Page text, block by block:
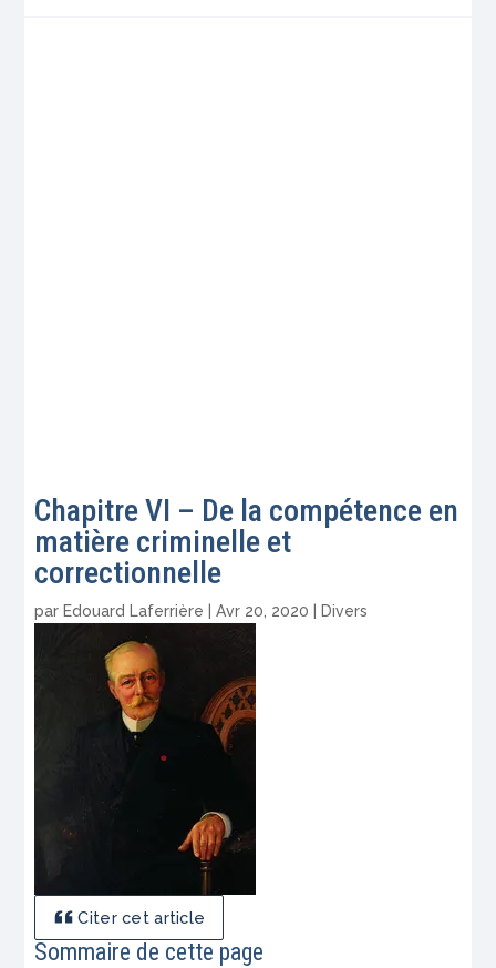
Chapitre VI – De la compétence en
matière criminelle et
correctionnelle
parEdouard Laferrière |Avr 20, 2020 |Divers
Citer cet article
Sommaire de cette page